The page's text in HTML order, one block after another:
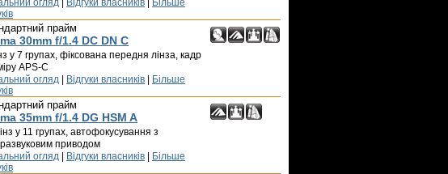
огляд Відгуки власників
Більше
прайм
30mm f/1.4 DC DN C
у 7 групах, фіксована передня лінза, кадр
APS-C
огляд Відгуки власників
Більше
прайм
35mm f/1.4 DG HSM A
у 11 групах, автофокусування з
приводом
огляд Відгуки власників
Більше